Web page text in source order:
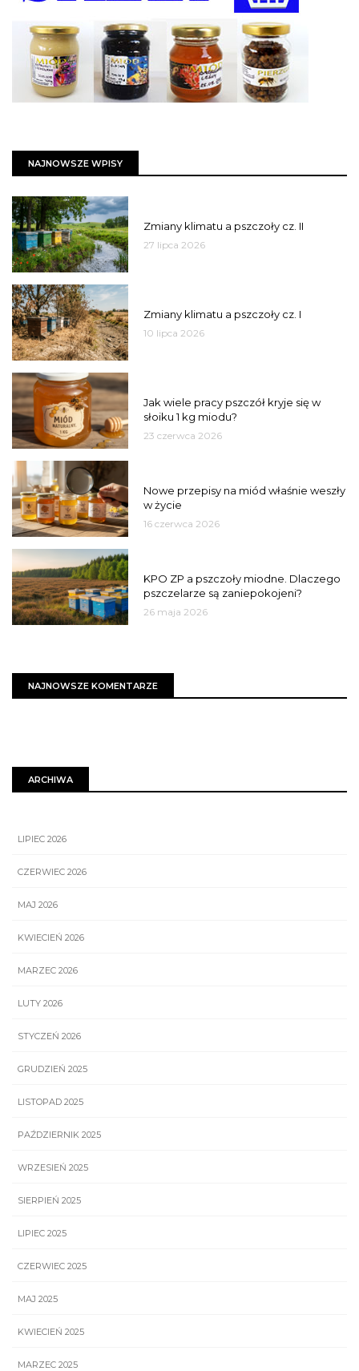
NAJNOWSZE WPISY
Zmiany klimatu a pszczoły cz. II
27 lipca 2026
Zmiany klimatu a pszczoły cz. I
10 lipca 2026
Jak wiele pracy pszczół kryje się w
słoiku 1 kg miodu?
23 czerwca 2026
Nowe przepisy na miód właśnie weszły
w życie
16 czerwca 2026
KPO ZP a pszczoły miodne. Dlaczego
pszczelarze są zaniepokojeni?
26 maja 2026
NAJNOWSZE KOMENTARZE
ARCHIWA
LIPIEC 2026
CZERWIEC 2026
MAJ 2026
KWIECIEŃ 2026
MARZEC 2026
LUTY 2026
STYCZEŃ 2026
GRUDZIEŃ 2025
LISTOPAD 2025
PAŹDZIERNIK 2025
WRZESIEŃ 2025
SIERPIEŃ 2025
LIPIEC 2025
CZERWIEC 2025
MAJ 2025
KWIECIEŃ 2025
MARZEC 2025